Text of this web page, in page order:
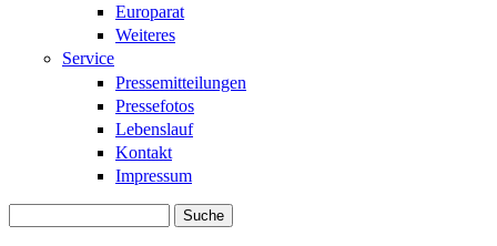
Europarat
Weiteres
Service
Pressemitteilungen
Pressefotos
Lebenslauf
Kontakt
Impressum